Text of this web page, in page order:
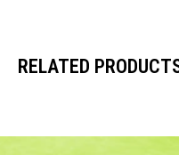
RELATED